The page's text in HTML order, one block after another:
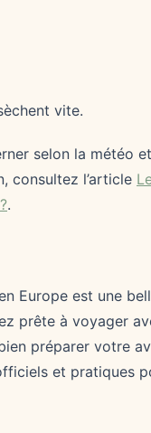
vite.
selon la météo
consultez l’article
.
Europe est une
prête à voyager
préparer votre
et pratiques